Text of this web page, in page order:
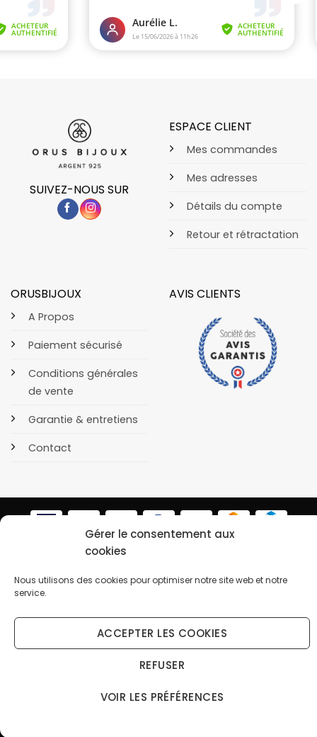
Gérer le consentement aux
cookies
Nous utilisons des cookies pour optimiser notre site web et notre
service.
ACCEPTER LES COOKIES
REFUSER
VOIR LES PRÉFÉRENCES
SUIVEZ-NOUS SUR
ESPACE CLIENT
Mes commandes
Mes adresses
Détails du compte
Retour et rétractation
ORUSBIJOUX
A Propos
Paiement sécurisé
Conditions générales
de vente
Garantie & entretiens
Contact
AVIS CLIENTS
POLITIQUE DE CONFIDENTIALITÉ
BP90032, 13600 La Ciotat, France - Téléphone : 09.75.23.60.62
Droit de rétractation (14 jours) — gratuit, sans connexion